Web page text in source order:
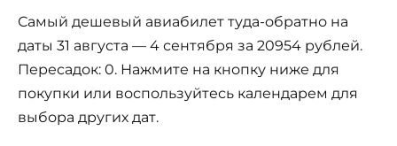
Самый дешевый авиабилет туда-обратно на
даты 31 августа — 4 сентября за 20954 рублей.
Пересадок: 0. Нажмите на кнопку ниже для
покупки или воспользуйтесь календарем для
выбора других дат.